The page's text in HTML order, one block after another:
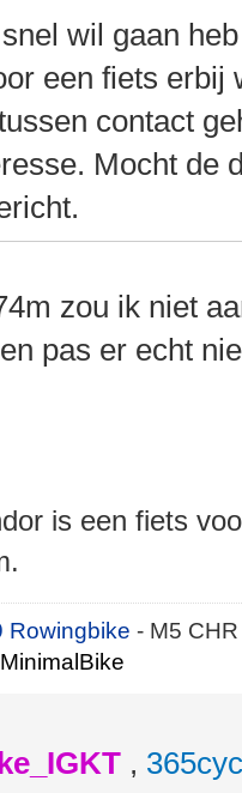
wil gaan
een fiets erbij
contact
Mocht de
zou ik niet
pas er echt
is een fiets
Rowingbike- M5
,